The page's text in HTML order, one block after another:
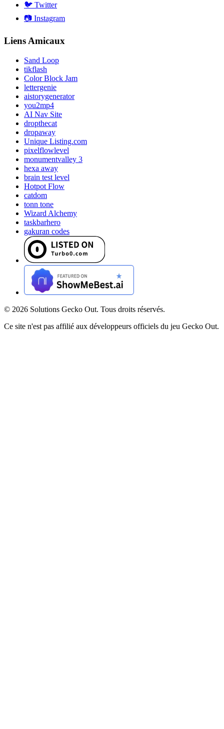
🐦 Twitter
📷 Instagram
Liens Amicaux
Sand Loop
tikflash
Color Block Jam
lettergenie
aistorygenerator
you2mp4
AI Nav Site
dropthecat
dropaway
Unique Listing.com
pixelflowlevel
monumentvalley 3
hexa away
brain test level
Hotpot Flow
catdom
tonn tone
Wizard Alchemy
taskbarhero
gakuran codes
© 2026 Solutions Gecko Out. Tous droits réservés.
Ce site n'est pas affilié aux développeurs officiels du jeu Gecko Out.